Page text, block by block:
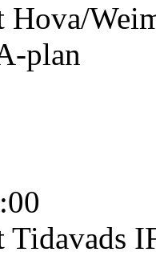
Hova/
plan
Tidavads